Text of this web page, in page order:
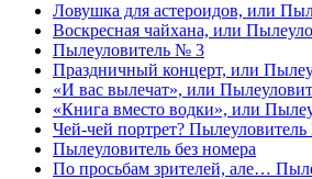
Ловушка для астероидов, или
Воскресная чайхана, или
Пылеуловитель № 3
Праздничный концерт, или
«И вас вылечат», или
«Книга вместо водки», или
Чей-чей портрет?
Пылеуловитель без номера
По просьбам зрителей, але…